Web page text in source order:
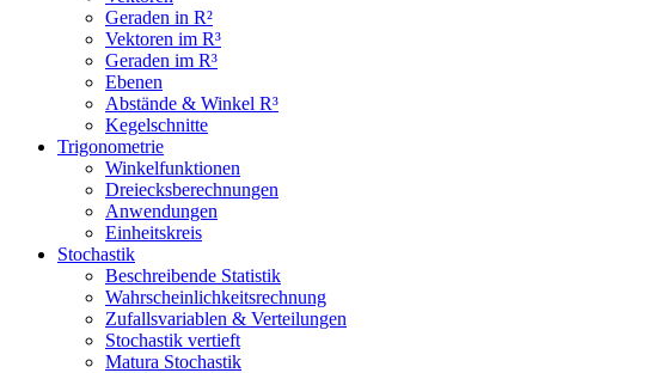
Geraden in R²
Vektoren im R³
Geraden im R³
Ebenen
Abstände & Winkel R³
Kegelschnitte
Trigonometrie
Winkelfunktionen
Dreiecksberechnungen
Anwendungen
Einheitskreis
Stochastik
Beschreibende Statistik
Wahrscheinlichkeitsrechnung
Zufallsvariablen & Verteilungen
Stochastik vertieft
Matura Stochastik